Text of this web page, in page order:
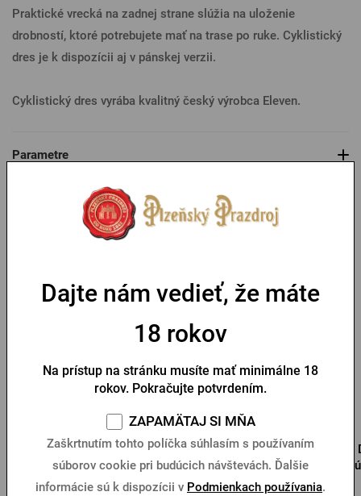
Praktické vrecká na zadnej strane slúžia na uloženie
drobností, ktoré potrebujete mať na trase po ruke. Cyklistický
dres je k dispozícii aj v pánskej verzii.
Cyklistický dres vyrába kvalitný český výrobca Eleven.
Parametre
Tabuľka veľkostí
Športová taška Pilsner
Urquell
Dámske cyklistické
nohavice Pilsner Urquell
čierne
Dajte nám vedieť, že máte
18 rokov
Na prístup na stránku musíte mať minimálne 18
rokov. Pokračujte potvrdením.
ZAPAMÄTAJ SI MŇA
Zaškrtnutím tohto políčka súhlasím s používaním
súborov cookie pri budúcich návštevách. Ďalšie
informácie sú k dispozícii v Podmienkach používania.